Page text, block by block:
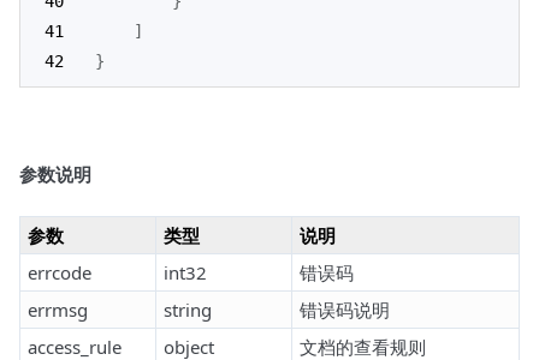
]
}
参数说明
参数 类型
说明
errcode
int32
错误码
errmsg
string
错误码说明
access_rule
object
文档的查看规则